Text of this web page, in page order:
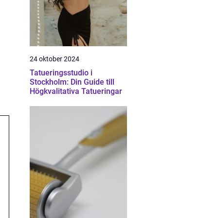
24 oktober 2024
Tatueringsstudio i
Stockholm: Din Guide till
Högkvalitativa Tatueringar